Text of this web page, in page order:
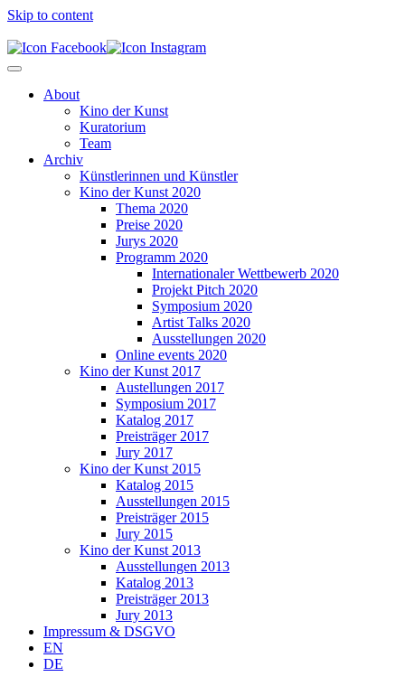
Skip to content
About
Kino der Kunst
Kuratorium
Team
Archiv
Künstlerinnen und Künstler
Kino der Kunst 2020
Thema 2020
Preise 2020
Jurys 2020
Programm 2020
Internationaler Wettbewerb 2020
Projekt Pitch 2020
Symposium 2020
Artist Talks 2020
Ausstellungen 2020
Online events 2020
Kino der Kunst 2017
Austellungen 2017
Symposium 2017
Katalog 2017
Preisträger 2017
Jury 2017
Kino der Kunst 2015
Katalog 2015
Ausstellungen 2015
Preisträger 2015
Jury 2015
Kino der Kunst 2013
Ausstellungen 2013
Katalog 2013
Preisträger 2013
Jury 2013
Impressum & DSGVO
EN
DE